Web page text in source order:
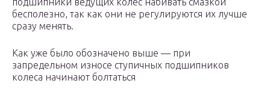
бесполезно, так как они не регулируются их лучше
сразу менять.
Как уже было обозначено выше — при
запредельном износе ступичных подшипников
колеса начинают болтаться